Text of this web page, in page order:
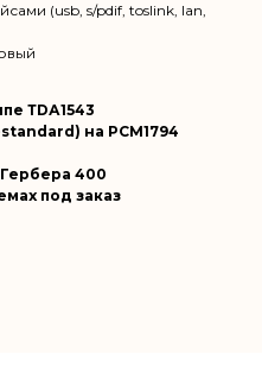
(usb, s/pdif, toslink, lan,
ТDА1543
на PCM1794
Гербера 400
под заказ